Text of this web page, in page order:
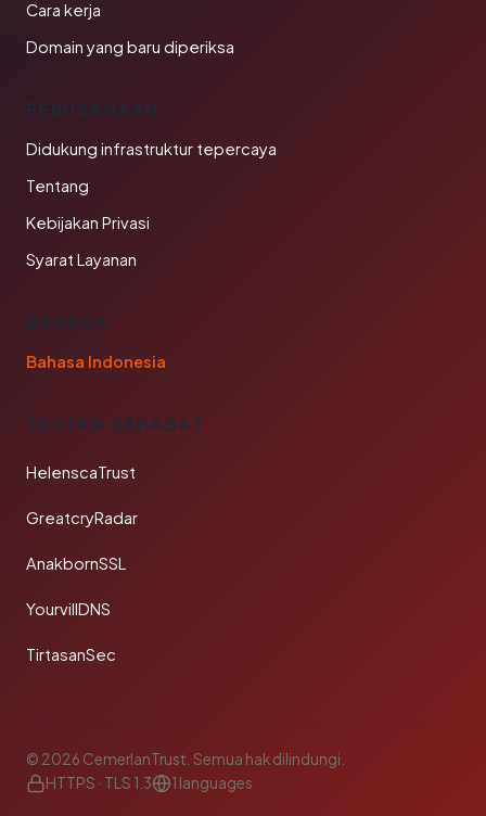
Cara kerja
Domain yang baru diperiksa
PERUSAHAAN
Didukung infrastruktur tepercaya
Tentang
Kebijakan Privasi
Syarat Layanan
BAHASA
Bahasa Indonesia
TAUTAN SAHABAT
HelenscaTrust
GreatcryRadar
AnakbornSSL
YourvillDNS
TirtasanSec
© 2026 CemerlanTrust. Semua hak dilindungi.
HTTPS · TLS 1.3
1 languages